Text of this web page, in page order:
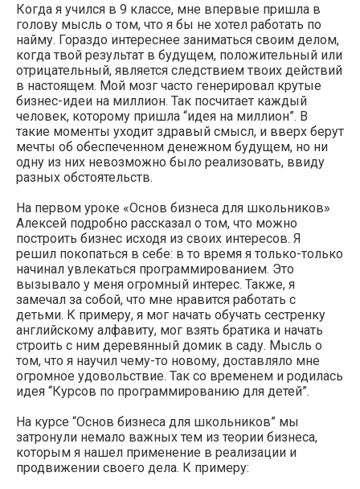
Когда я учился в 9 классе, мне впервые пришла в
голову мысль о том, что я бы не хотел работать по
найму. Гораздо интереснее заниматься своим делом,
когда твой результат в будущем, положительный или
отрицательный, является следствием твоих действий
в настоящем. Мой мозг часто генерировал крутые
бизнес-идеи на миллион. Так посчитает каждый
человек, которому пришла “идея на миллион”. В
такие моменты уходит здравый смысл, и вверх берут
мечты об обеспеченном денежном будущем, но ни
одну из них невозможно было реализовать, ввиду
разных обстоятельств.
На первом уроке «Основ бизнеса для школьников»
Алексей подробно рассказал о том, что можно
построить бизнес исходя из своих интересов. Я
решил покопаться в себе: в то время я только-только
начинал увлекаться программированием. Это
вызывало у меня огромный интерес. Также, я
замечал за собой, что мне нравится работать с
детьми. К примеру, я мог начать обучать сестренку
английскому алфавиту, мог взять братика и начать
строить с ним деревянный домик в саду. Мысль о
том, что я научил чему-то новому, доставляло мне
огромное удовольствие. Так со временем и родилась
идея “Курсов по программированию для детей”.
На курсе “Основ бизнеса для школьников” мы
затронули немало важных тем из теории бизнеса,
которым я нашел применение в реализации и
продвижении своего дела. К примеру: